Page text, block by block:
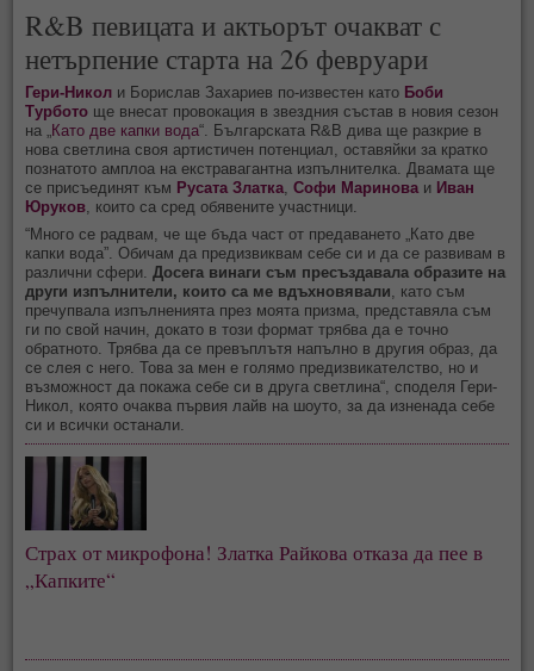
R&B певицата и актьорът очакват с
нетърпение старта на 26 февруари
Гери-Никол и Борислав Захариев по-известен като Боби
Турбото ще внесат провокация в звездния състав в новия сезон
на „ Като две капки вода“. Българската R&B дива ще разкрие в
нова светлина своя артистичен потенциал, оставяйки за кратко
познатото амплоа на екстравагантна изпълнителка. Двамата ще
се присъединят към Русата Златка ,Софи Маринова и Иван
Юруков , които са сред обявените участници.
“Много се радвам, че ще бъда част от предаването „Като две
капки вода”. Обичам да предизвиквам себе си и да се развивам в
различни сфери.Досега винаги съм пресъздавала образите на
други изпълнители, които са ме вдъхновявали , като съм
пречупвала изпълненията през моята призма, представяла съм
ги по свой начин, докато в този формат трябва да е точно
обратното. Трябва да се превъплътя напълно в другия образ, да
се слея с него. Това за мен е голямо предизвикателство, но и
възможност да покажа себе си в друга светлина“, споделя Гери-
Никол, която очаква първия лайв на шоуто, за да изненада себе
си и всички останали.
Страх от микрофона! Златка Райкова отказа да пее в
„Капките“